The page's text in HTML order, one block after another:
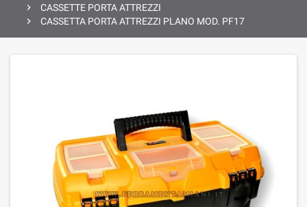

CASSETTE PORTA ATTREZZI

CASSETTA PORTA ATTREZZI PLANO MOD. PF17